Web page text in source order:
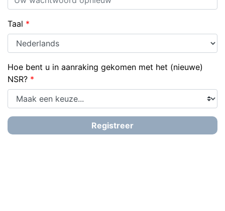
Taal
Hoe bent u in aanraking gekomen met het (nieuwe)
NSR?
Registreer